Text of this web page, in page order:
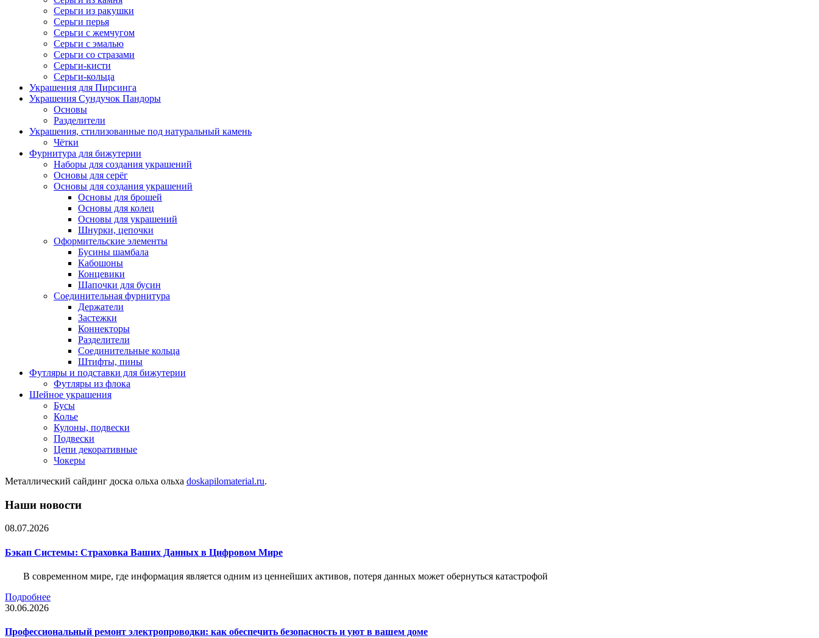
Серьги из ракушки
Серьги перья
Серьги с жемчугом
Серьги с эмалью
Серьги со стразами
Серьги-кисти
Серьги-кольца
Украшения для Пирсинга
Украшения Сундучок Пандоры
Основы
Разделители
Украшения, стилизованные под натуральный камень
Чётки
Фурнитура для бижутерии
Наборы для создания украшений
Основы для серёг
Основы для создания украшений
Основы для брошей
Основы для колец
Основы для украшений
Шнурки, цепочки
Оформительские элементы
Бусины шамбала
Кабошоны
Концевики
Шапочки для бусин
Соединительная фурнитура
Держатели
Застежки
Коннекторы
Разделители
Соединительные кольца
Штифты, пины
Футляры и подставки для бижутерии
Футляры из флока
Шейное украшения
Бусы
Колье
Кулоны, подвески
Подвески
Цепи декоративные
Чокеры
Металлический сайдинг доска ольха ольха doskapilomaterial.ru.
Наши новости
08.07.2026
Бэкап Системы: Страховка Ваших Данных в Цифровом Мире
В современном мире, где информация является одним из ценнейших активов, потеря данных может обернуться катастрофой
Подробнее
30.06.2026
Профессиональный ремонт электропроводки: как обеспечить безопасность и уют в вашем доме